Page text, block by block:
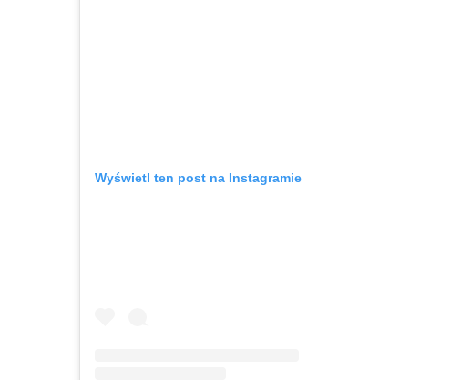
Wyświetl ten post na Instagramie